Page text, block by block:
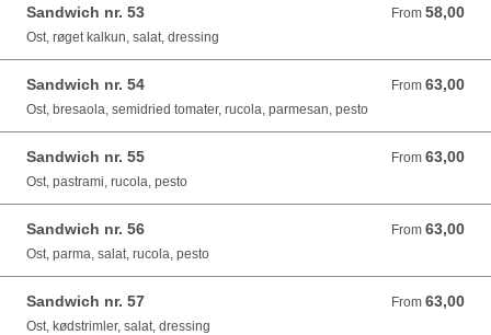
Sandwich nr. 53 From 58,00
From 58,00 DKK
Ost, røget kalkun, salat, dressing
Sandwich nr. 54 From 63,00
From 63,00 DKK
Ost, bresaola, semidried tomater, rucola, parmesan, pesto
Sandwich nr. 55 From 63,00
From 63,00 DKK
Ost, pastrami, rucola, pesto
Sandwich nr. 56 From 63,00
From 63,00 DKK
Ost, parma, salat, rucola, pesto
Sandwich nr. 57 From 63,00
From 63,00 DKK
Ost, kødstrimler, salat, dressing